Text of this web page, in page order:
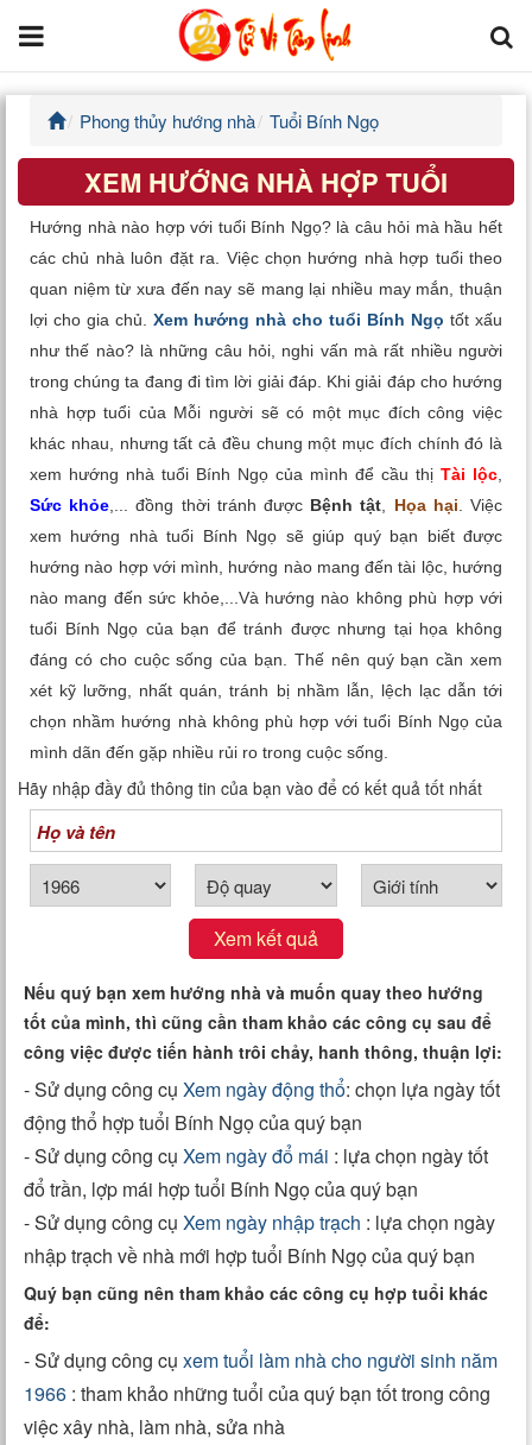
Trang chủ
Tử Vi Đẩu Số
Tử Vi 12 Con Giáp
Phong thủy
Văn Hoa Tâm linh
Xem ngày
Xem tuổi
Xem bói
Tướng số
Cung hoàng đạo
Phong thủy hướng nhà Tuổi Bính Ngọ
XEM HƯỚNG NHÀ HỢP TUỔI
Hướng nhà nào hợp với tuổi Bính Ngọ? là câu hỏi mà hầu hết
các chủ nhà luôn đặt ra. Việc chọn hướng nhà hợp tuổi theo
quan niệm từ xưa đến nay sẽ mang lại nhiều may mắn, thuận
lợi cho gia chủ. Xem hướng nhà cho tuổi Bính Ngọ tốt xấu
như thế nào? là những câu hỏi, nghi vấn mà rất nhiều người
trong chúng ta đang đi tìm lời giải đáp. Khi giải đáp cho hướng
nhà hợp tuổi của Mỗi người sẽ có một mục đích công việc
khác nhau, nhưng tất cả đều chung một mục đích chính đó là
xem hướng nhà tuổi Bính Ngọ của mình để cầu thị Tài lộc
Sức khỏe ,... đồng thời tránh được Bệnh tật Họa hại . Việc
xem hướng nhà tuổi Bính Ngọ sẽ giúp quý bạn biết được
hướng nào hợp với mình, hướng nào mang đến tài lộc, hướng
nào mang đến sức khỏe,...Và hướng nào không phù hợp với
tuổi Bính Ngọ của bạn để tránh được nhưng tại họa không
đáng có cho cuộc sống của bạn. Thế nên quý bạn cần xem
xét kỹ lưỡng, nhất quán, tránh bị nhầm lẫn, lệch lạc dẫn tới
chọn nhầm hướng nhà không phù hợp với tuổi Bính Ngọ của
mình dãn đến gặp nhiều rủi ro trong cuộc sống.
Hãy nhập đầy đủ thông tin của bạn vào để có kết quả tốt nhất
Xem kết quả
Nếu quý bạn xem hướng nhà và muốn quay theo hướng
tốt của mình, thì cũng cần tham khảo các công cụ sau để
công việc được tiến hành trôi chảy, hanh thông, thuận lợi:
- Sử dụng công cụ Xem ngày động thổ: chọn lựa ngày tốt
động thổ hợp tuổi Bính Ngọ của quý bạn
- Sử dụng công cụ Xem ngày đổ mái : lựa chọn ngày tốt
đổ trần, lợp mái hợp tuổi Bính Ngọ của quý bạn
- Sử dụng công cụ Xem ngày nhập trạch : lựa chọn ngày
nhập trạch về nhà mới hợp tuổi Bính Ngọ của quý bạn
Quý bạn cũng nên tham khảo các công cụ hợp tuổi khác
để:
- Sử dụng công cụ xem tuổi làm nhà cho người sinh năm
1966 : tham khảo những tuổi của quý bạn tốt trong công
việc xây nhà, làm nhà, sửa nhà